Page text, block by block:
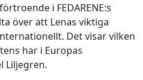
i FEDARENE:s
över att Lenas viktiga
Det visar vilken
har i Europas
Liljegren.